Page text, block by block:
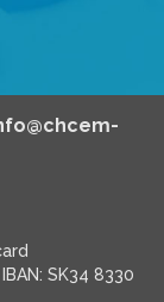
SK34 8330